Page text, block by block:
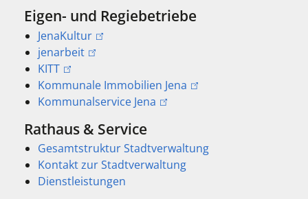
Eigen- und Regiebetriebe
JenaKultur
jenarbeit
KITT
Kommunale Immobilien Jena
Kommunalservice Jena
Rathaus & Service
Gesamtstruktur Stadtverwaltung
Kontakt zur Stadtverwaltung
Dienstleistungen